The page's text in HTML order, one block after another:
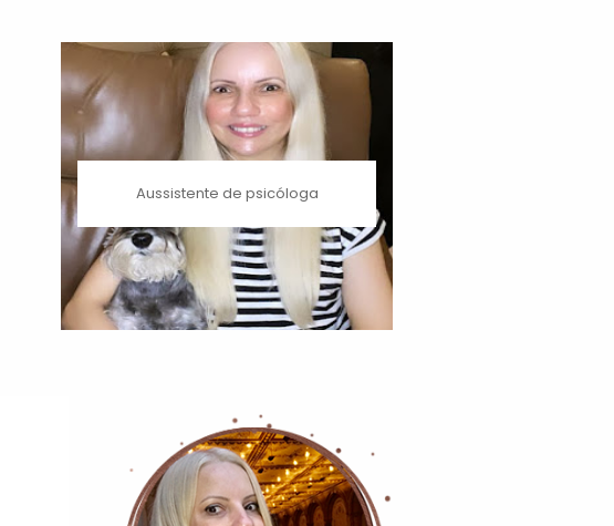
Aussistente de psicóloga